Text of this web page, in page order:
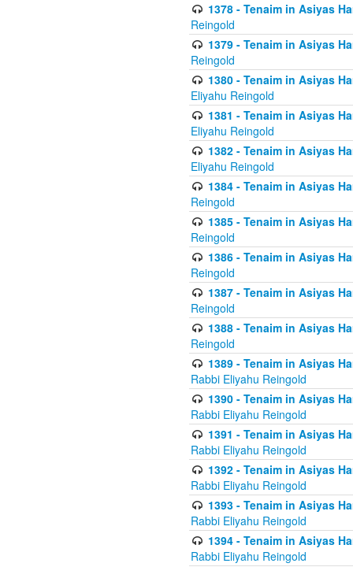
1378 - Tenaim in Asiyas
Reingold
1379 - Tenaim in Asiyas
Reingold
1380 - Tenaim in Asiyas
Eliyahu Reingold
1381 - Tenaim in Asiyas
Eliyahu Reingold
1382 - Tenaim in Asiyas
Eliyahu Reingold
1384 - Tenaim in Asiyas
Reingold
1385 - Tenaim in Asiyas
Reingold
1386 - Tenaim in Asiyas
Reingold
1387 - Tenaim in Asiyas
Reingold
1388 - Tenaim in Asiyas
Reingold
1389 - Tenaim in Asiyas
Rabbi Eliyahu Reingold
1390 - Tenaim in Asiyas
Rabbi Eliyahu Reingold
1391 - Tenaim in Asiyas
Rabbi Eliyahu Reingold
1392 - Tenaim in Asiyas
Rabbi Eliyahu Reingold
1393 - Tenaim in Asiyas
Rabbi Eliyahu Reingold
1394 - Tenaim in Asiyas
Rabbi Eliyahu Reingold